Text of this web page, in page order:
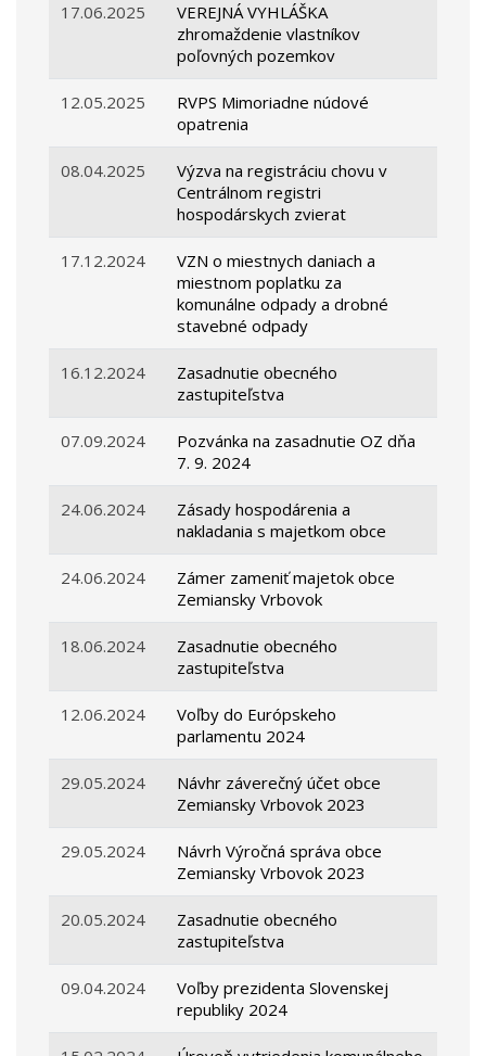
17.06.2025
VEREJNÁ VYHLÁŠKA
zhromaždenie vlastníkov
poľovných pozemkov
12.05.2025
RVPS Mimoriadne núdové
opatrenia
08.04.2025
Výzva na registráciu chovu v
Centrálnom registri
hospodárskych zvierat
17.12.2024
VZN o miestnych daniach a
miestnom poplatku za
komunálne odpady a drobné
stavebné odpady
16.12.2024
Zasadnutie obecného
zastupiteľstva
07.09.2024
Pozvánka na zasadnutie OZ dňa
7. 9. 2024
24.06.2024
Zásady hospodárenia a
nakladania s majetkom obce
24.06.2024
Zámer zameniť majetok obce
Zemiansky Vrbovok
18.06.2024
Zasadnutie obecného
zastupiteľstva
12.06.2024
Voľby do Európskeho
parlamentu 2024
29.05.2024
Návhr záverečný účet obce
Zemiansky Vrbovok 2023
29.05.2024
Návrh Výročná správa obce
Zemiansky Vrbovok 2023
20.05.2024
Zasadnutie obecného
zastupiteľstva
09.04.2024
Voľby prezidenta Slovenskej
republiky 2024